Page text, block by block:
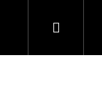
Hledat